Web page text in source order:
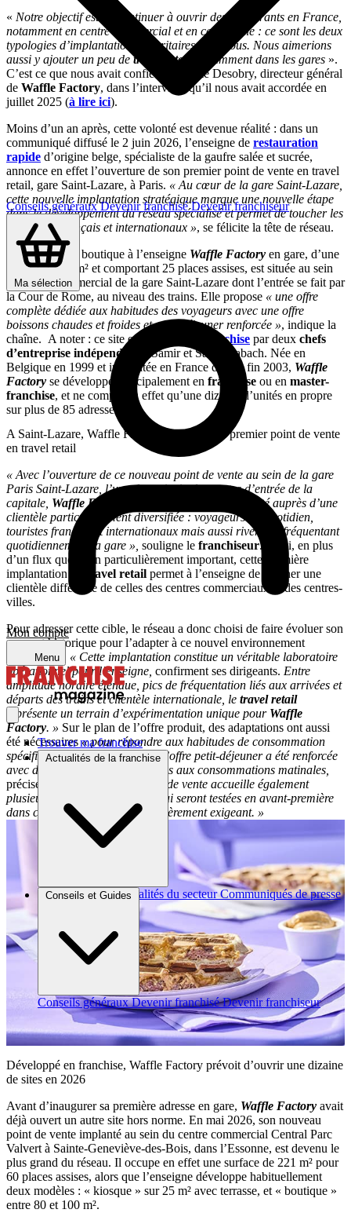
Conseils générauxDevenir franchiséDevenir franchiseur
Ma sélection
Mon compte
Menu
Trouver ma franchise
Actualités de la franchise
Brèves et actus Actualités du secteur Communiqués de presse
Conseils et Guides
Conseils généraux Devenir franchisé Devenir franchiseur
« Notre objectif est de continuer à ouvrir des restaurants en France,
notamment en centre commercial et en centre-ville : ce sont les deux
typologies d’implantation majoritaires chez nous. Nous aimerions
aussi y ajouter un peu detravel retail , notamment dans les gares ».
C’est ce que nous avait confié Guillaume Desobry, directeur général
de Waffle Factory, dans l’interview qu’il nous avait accordée en
juillet 2025 (à lire ici).
Moins d’un an après, cette volonté est devenue réalité : dans un
communiqué diffusé le 2 juin 2026, l’enseigne de restauration
rapide d’origine belge spécialiste de la gaufre salée et sucrée,
annonce en effet l’ouverture de son premier point de vente en travel
retail, gare Saint-Lazare, à Paris. « Au cœur de la gare Saint-Lazare,
cette nouvelle implantation stratégique marque une nouvelle étape
dans le développement du réseau spécialisé et permet de toucher les
voyageurs français et internationaux », se félicite la tête de réseau.
Cette première boutique à l’enseigne Waffle Factory en gare, d’une
surface de 88 m² et comportant 25 places assises, est située au sein
du centre commercial de la gare Saint-Lazare dont l’entrée se fait par
la Cour de Rome, au niveau des trains. Elle propose « une offre
complète dédiée aux habitudes des voyageurs avec une offre
boissons chaudes et froides et petit-déjeuner renforcée », indique la
chaîne. A noter : ce site est exploité en
franchise par deux chefs
d’entreprise indépendants
, Samir et Saïda Kabach. Née en
Belgique en 1999 et implantée en France depuis fin 2003, Waffle
Factory se développe principalement en franchise ou en master-
franchise, et ne compte en effet qu’une dizaine d’unités en propre
sur plus de 85 adresses.
A Saint-Lazare, Waffle Factory implante son premier point de vente
en travel retail
« Avec l’ouverture de ce nouveau point de vente au sein de la gare
Paris Saint-Lazare, l’une des principales portes d’entrée de la
capitale, Waffle Factory
entend renforcer sa visibilité auprès d’une
clientèle particulièrement diversifiée : voyageurs du quotidien,
touristes français et internationaux mais aussi riverains fréquentant
quotidiennement la gare », souligne le franchiseur. Ainsi, en plus
d’un flux quotidien particulièrement important, cette première
implantation en
travel retail permet à l’enseigne de toucher une
clientèle différente de celles des centres commerciaux et des centres-
villes.
Pour adresser cette cible, le réseau a donc choisi de faire évoluer son
concept historique pour l’adapter à ce nouvel environnement
commercial. « Cette implantation constitue un véritable laboratoire
opérationnel pour l’enseigne, confirment ses dirigeants. Entre
amplitude horaire étendue, pics de fréquentation liés aux arrivées et
départs des trains et clientèle internationale, le travel retail
représente un terrain d’expérimentation unique pour Waffle
Factory. » Sur le plan de l’offre produit, des adaptations ont aussi
été nécessaires« pour répondre aux habitudes de consommation
spécifiques des voyageurs ».« L’offre petit-déjeuner a été renforcée
avec de nouvelles recettes dédiées aux consommations matinales,
précise le
Le point de vente accueille également
plusieurs innovations produits qui seront testées en avant-première
dans cet environnement particulièrement exigeant. »
Développé en franchise, Waffle Factory prévoit d’ouvrir une dizaine
de sites en 2026
Avant d’inaugurer sa première adresse en gare, Waffle Factory avait
déjà ouvert un autre site hors norme. En mai 2026, son nouveau
point de vente implanté au sein du centre commercial Central Parc
Valvert à Sainte-Geneviève-des-Bois, dans l’Essonne, est devenu le
plus grand du réseau. Il occupe en effet une surface de 221 m² pour
60 places assises, alors que l’enseigne développe habituellement
deux modèles : « kiosque » sur 25 m² avec terrasse, et « boutique »
entre 80 et 100 m².